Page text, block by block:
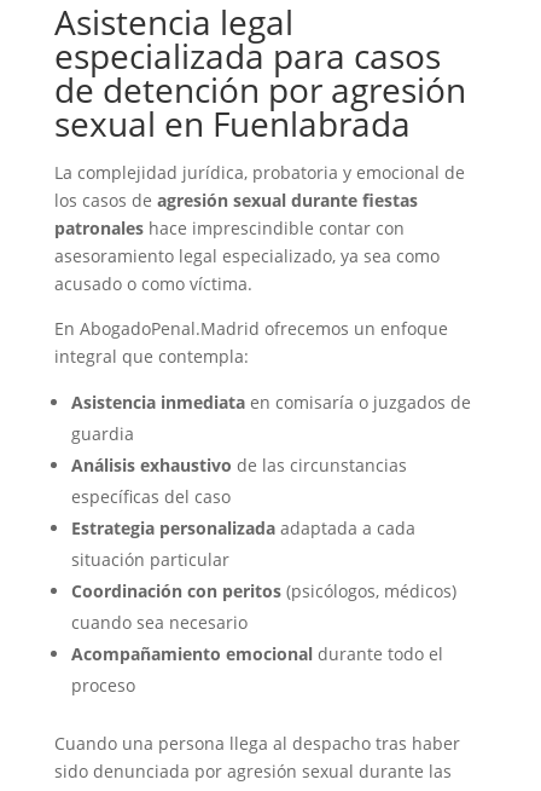
Asistencia legal
especializada para casos
de detención por agresión
sexual en Fuenlabrada
La complejidad jurídica, probatoria y emocional de
los casos de agresión sexual durante fiestas
patronaleshace imprescindible contar con
asesoramiento legal especializado, ya sea como
acusado o como víctima.
En AbogadoPenal.Madrid ofrecemos un enfoque
integral que contempla:
Asistencia inmediataen comisaría o juzgados de
guardia
Análisis exhaustivo de las circunstancias
específicas del caso
Estrategia personalizadaadaptada a cada
situación particular
Coordinación con peritos(psicólogos, médicos)
cuando sea necesario
Acompañamiento emocionaldurante todo el
proceso
Cuando una persona llega al despacho tras haber
sido denunciada por agresión sexual durante las